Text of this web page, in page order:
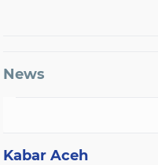
News
Kabar Aceh